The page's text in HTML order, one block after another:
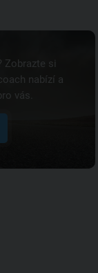
Zobrazte si
nabízí a
vás.